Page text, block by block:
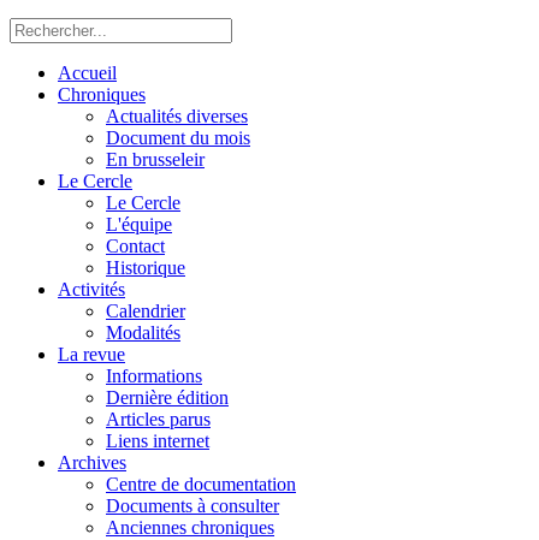
Accueil
Chroniques
Actualités diverses
Document du mois
En brusseleir
Le Cercle
Le Cercle
L'équipe
Contact
Historique
Activités
Calendrier
Modalités
La revue
Informations
Dernière édition
Articles parus
Liens internet
Archives
Centre de documentation
Documents à consulter
Anciennes chroniques